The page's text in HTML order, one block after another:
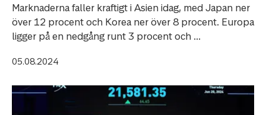
Marknaderna faller kraftigt i Asien idag, med Japan ner
över 12 procent och Korea ner över 8 procent. Europa
ligger på en nedgång runt 3 procent och ...
05.08.2024